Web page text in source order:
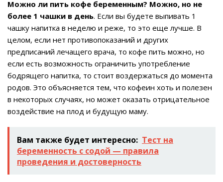
Можно ли пить кофе беременным? Можно, но не
более 1 чашки в день. Если вы будете выпивать 1
чашку напитка в неделю и реже, то это еще лучше. В
целом, если нет противопоказаний и других
предписаний лечащего врача, то кофе пить можно, но
если есть возможность ограничить употребление
бодрящего напитка, то стоит воздержаться до момента
родов. Это объясняется тем, что кофеин хоть и полезен
в некоторых случаях, но может оказать отрицательное
воздействие на плод и будущую маму.
Вам также будет интересно: Тест на
беременность с содой — правила
проведения и достоверность